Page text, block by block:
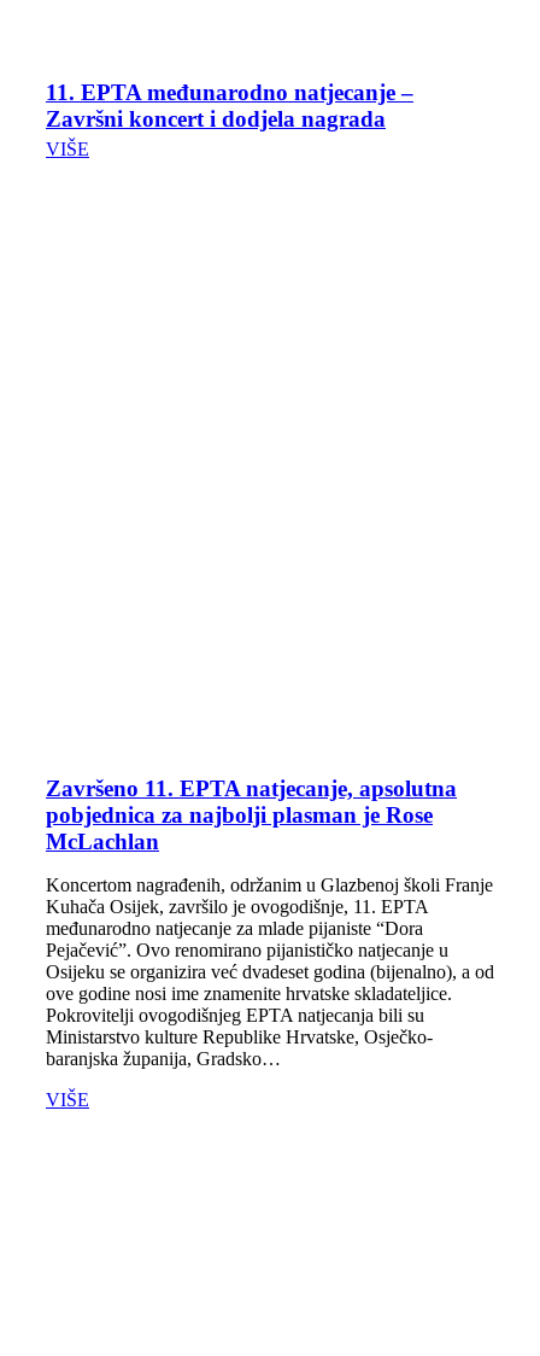
11. EPTA međunarodno natjecanje –
Završni koncert i dodjela nagrada
VIŠE
Završeno 11. EPTA natjecanje, apsolutna
pobjednica za najbolji plasman je Rose
McLachlan
Koncertom nagrađenih, održanim u Glazbenoj školi Franje
Kuhača Osijek, završilo je ovogodišnje, 11. EPTA
međunarodno natjecanje za mlade pijaniste “Dora
Pejačević”. Ovo renomirano pijanističko natjecanje u
Osijeku se organizira već dvadeset godina (bijenalno), a od
ove godine nosi ime znamenite hrvatske skladateljice.
Pokrovitelji ovogodišnjeg EPTA natjecanja bili su
Ministarstvo kulture Republike Hrvatske, Osječko-
baranjska županija, Gradsko…
VIŠE